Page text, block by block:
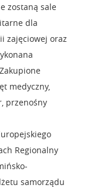
zostaną sale
dla
zajęciowej oraz
medyczny,
przenośny
Regionalny
samorządu